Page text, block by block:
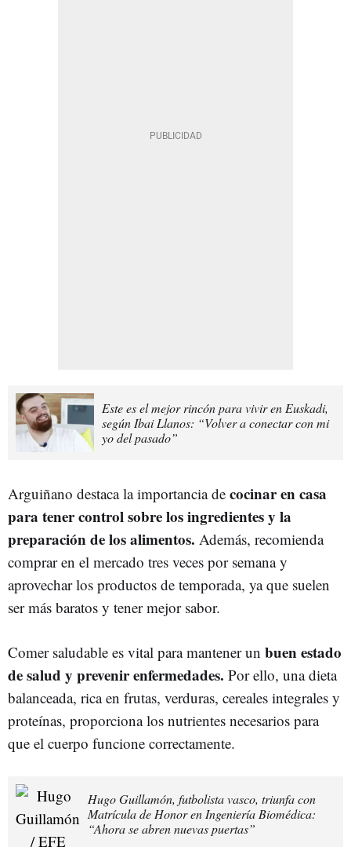
Este es el mejor rincón para vivir en Euskadi,
según Ibai Llanos: “Volver a conectar con mi
yo del pasado”
Arguiñano destaca la importancia de cocinar en casa
para tener control sobre los ingredientes y la
preparación de los alimentos. Además, recomienda
comprar en el mercado tres veces por semana y
aprovechar los productos de temporada, ya que suelen
ser más baratos y tener mejor sabor.
Comer saludable es vital para mantener un buen estado
de salud y prevenir enfermedades. Por ello, una dieta
balanceada, rica en frutas, verduras, cereales integrales y
proteínas, proporciona los nutrientes necesarios para
que el cuerpo funcione correctamente.
Hugo Guillamón, futbolista vasco, triunfa con
Matrícula de Honor en Ingeniería Biomédica:
“Ahora se abren nuevas puertas”